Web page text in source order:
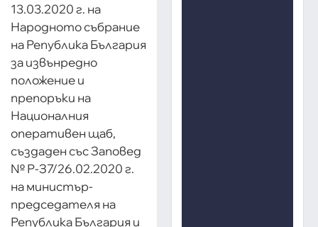
13.03.2020 г. на
Народното събрание
на Република България
за извънредно
положение и
препоръки на
Националния
оперативен щаб,
създаден със Заповед
№ Р-З7/26.02.2020 г.
на министър-
председателя на
Република България и